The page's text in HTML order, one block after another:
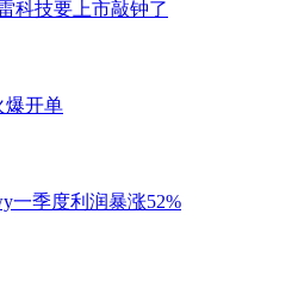
科技要上市敲钟了
爆开单
一季度利润暴涨52%